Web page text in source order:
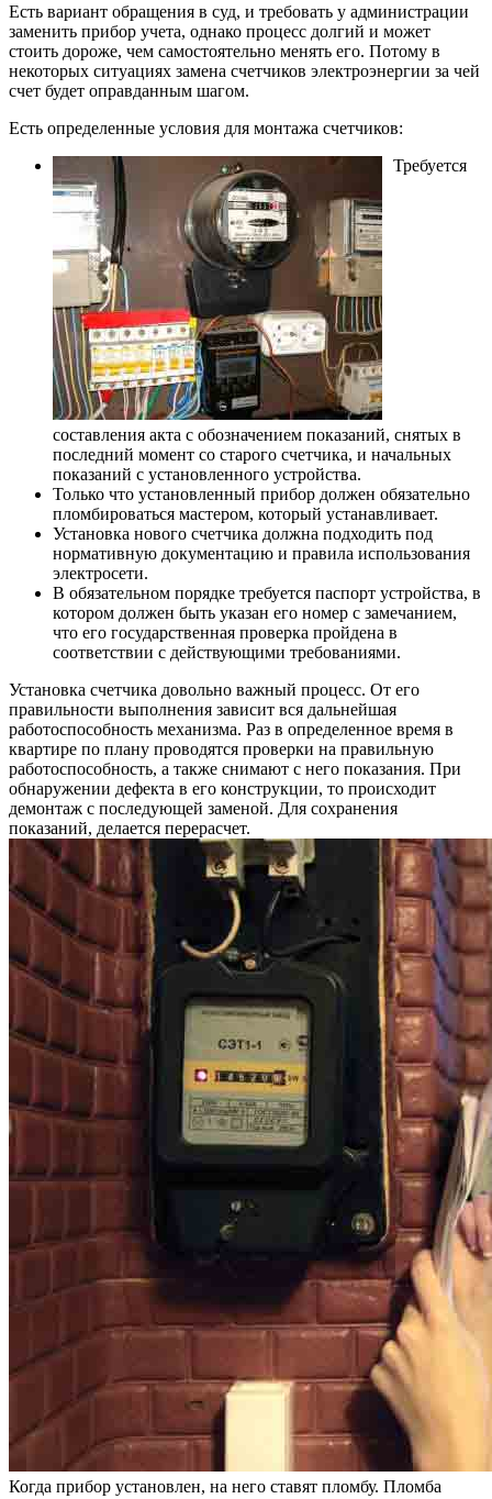
Есть вариант обращения в суд, и требовать у администрации
заменить прибор учета, однако процесс долгий и может
стоить дороже, чем самостоятельно менять его. Потому в
некоторых ситуациях замена счетчиков электроэнергии за чей
счет будет оправданным шагом.
Есть определенные условия для монтажа счетчиков:
Требуется
составления акта с обозначением показаний, снятых в
последний момент со старого счетчика, и начальных
показаний с установленного устройства.
Только что установленный прибор должен обязательно
пломбироваться мастером, который устанавливает.
Установка нового счетчика должна подходить под
нормативную документацию и правила использования
электросети.
В обязательном порядке требуется паспорт устройства, в
котором должен быть указан его номер с замечанием,
что его государственная проверка пройдена в
соответствии с действующими требованиями.
Установка счетчика довольно важный процесс. От его
правильности выполнения зависит вся дальнейшая
работоспособность механизма. Раз в определенное время в
квартире по плану проводятся проверки на правильную
работоспособность, а также снимают с него показания. При
обнаружении дефекта в его конструкции, то происходит
демонтаж с последующей заменой. Для сохранения
показаний, делается перерасчет.
Когда прибор установлен, на него ставят пломбу. Пломба